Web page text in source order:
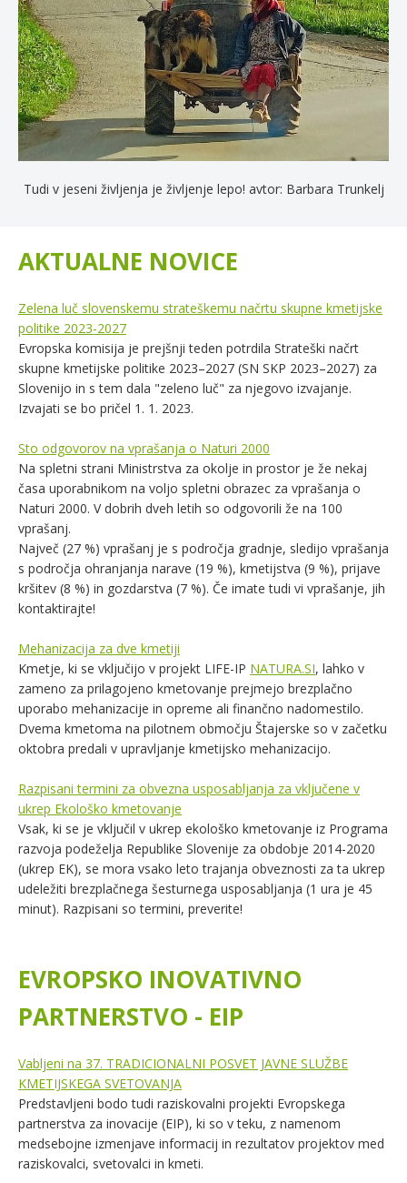
Tudi v jeseni življenja je življenje lepo! avtor: Barbara Trunkelj
AKTUALNE NOVICE
Zelena luč slovenskemu strateškemu načrtu skupne kmetijske
politike 2023-2027
Evropska komisija je prejšnji teden potrdila Strateški načrt
skupne kmetijske politike 2023–2027 (SN SKP 2023–2027) za
Slovenijo in s tem dala "zeleno luč" za njegovo izvajanje.
Izvajati se bo pričel 1. 1. 2023.
Sto odgovorov na vprašanja o Naturi 2000
Na spletni strani Ministrstva za okolje in prostor je že nekaj
časa uporabnikom na voljo spletni obrazec za vprašanja o
Naturi 2000. V dobrih dveh letih so odgovorili že na 100
vprašanj.
Največ (27 %) vprašanj je s področja gradnje, sledijo vprašanja
s področja ohranjanja narave (19 %), kmetijstva (9 %), prijave
kršitev (8 %) in gozdarstva (7 %). Če imate tudi vi vprašanje, jih
kontaktirajte!
Mehanizacija za dve kmetiji
Kmetje, ki se vključijo v projekt LIFE-IP NATURA.SI, lahko v
zameno za prilagojeno kmetovanje prejmejo brezplačno
uporabo mehanizacije in opreme ali finančno nadomestilo.
Dvema kmetoma na pilotnem območju Štajerske so v začetku
oktobra predali v upravljanje kmetijsko mehanizacijo.
Razpisani termini za obvezna usposabljanja za vključene v
ukrep Ekološko kmetovanje
Vsak, ki se je vključil v ukrep ekološko kmetovanje iz Programa
razvoja podeželja Republike Slovenije za obdobje 2014-2020
(ukrep EK), se mora vsako leto trajanja obveznosti za ta ukrep
udeležiti brezplačnega šesturnega usposabljanja (1 ura je 45
minut). Razpisani so termini, preverite!
EVROPSKO INOVATIVNO
PARTNERSTVO - EIP
Vabljeni na 37. TRADICIONALNI POSVET JAVNE SLUŽBE
KMETIJSKEGA SVETOVANJA
Predstavljeni bodo tudi raziskovalni projekti Evropskega
partnerstva za inovacije (EIP), ki so v teku, z namenom
medsebojne izmenjave informacij in rezultatov projektov med
raziskovalci, svetovalci in kmeti.